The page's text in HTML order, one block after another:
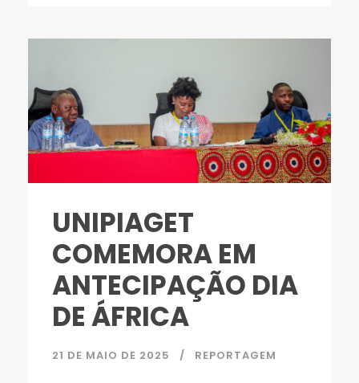
UNIPIAGET
COMEMORA EM
ANTECIPAÇÃO DIA
DE ÁFRICA
21 DE MAIO DE 2025 REPORTAGEM